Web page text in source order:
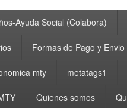
Ayuda Social (Colabora)
Formas de Pago y Envio
mty metatags1
Quienes somos